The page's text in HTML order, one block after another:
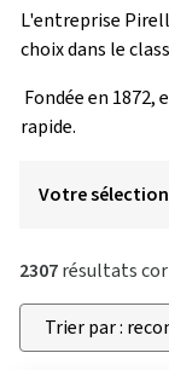
L'entreprise
choix dans le
Fondée en 1872,
rapide.
Votre sélection
2307résultats